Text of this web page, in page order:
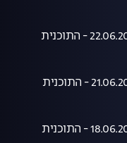
הצינור 22.06.2026 - התוכנית
הצינור 21.06.2026 - התוכנית
הצינור 18.06.2026 - התוכנית